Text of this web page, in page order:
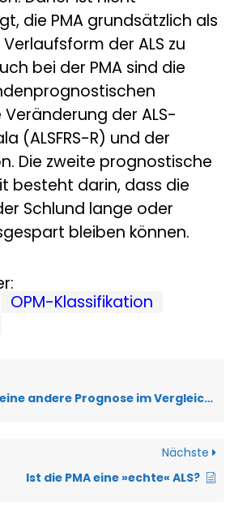
die PMA grundsätzlich als
der ALS zu
bei der PMA sind die
Veränderung der ALS-
(ALSFRS-R) und der
Die zweite prognostische
besteht darin, dass die
Schlund lange oder
bleiben können.
OPM-Klassifikation
Prognose im Vergleich zur typischen ALS?
Nächste
Ist die PMA eine »echte« ALS?